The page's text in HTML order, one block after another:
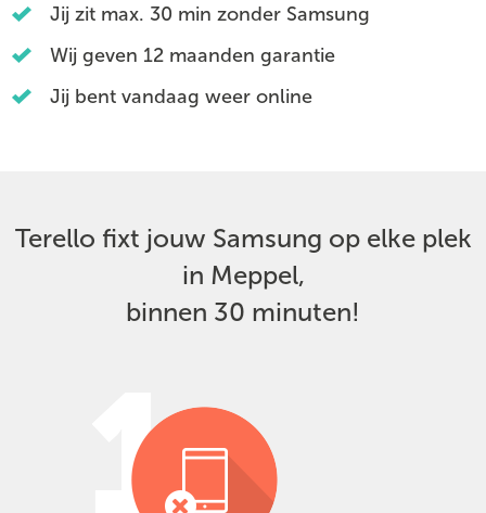
Jij zit max. 30 min zonder Samsung
Wij geven 12 maanden garantie
Jij bent vandaag weer online
Terello fixt jouw Samsung op elke plek
in Meppel,
binnen 30 minuten!